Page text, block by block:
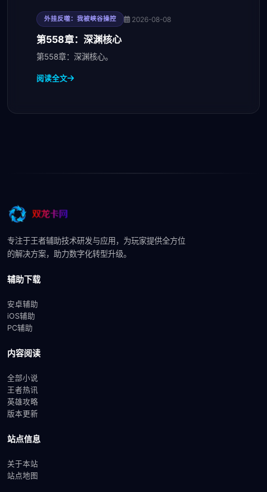
外挂反噬：我被峡谷操控 2026-08-08
第558章：深渊核心
第558章：深渊核心。
阅读全文
专注于王者辅助技术研发与应用，为玩家提供全方位
的解决方案，助力数字化转型升级。
辅助下载
安卓辅助
iOS辅助
PC辅助
内容阅读
全部小说
王者热讯
英雄攻略
版本更新
站点信息
关于本站
站点地图